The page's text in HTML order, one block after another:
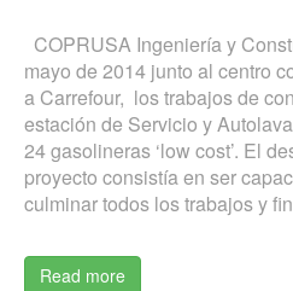
COPRUSA Ingeniería y
mayo de 2014 junto al centro
a Carrefour, los trabajos de
estación de Servicio y
24 gasolineras ‘low cost’. El
proyecto consistía en ser
culminar todos los trabajos y
Read more